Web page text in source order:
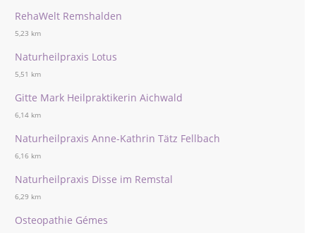
RehaWelt Remshalden
5,23 km
Naturheilpraxis Lotus
5,51 km
Gitte Mark Heilpraktikerin Aichwald
6,14 km
Naturheilpraxis Anne-Kathrin Tätz Fellbach
6,16 km
Naturheilpraxis Disse im Remstal
6,29 km
Osteopathie Gémes